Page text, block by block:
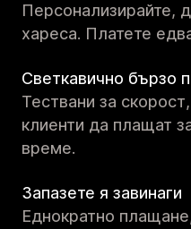
Персонализирайте,
хареса. Платете
Светкавично бързо
Тествани за
клиенти да плащат
време.
Запазете я завинаги
Еднократно